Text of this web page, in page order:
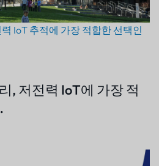
IoT 추적에 가장 적합한 선택인
, 저전력 IoT에 가장 적